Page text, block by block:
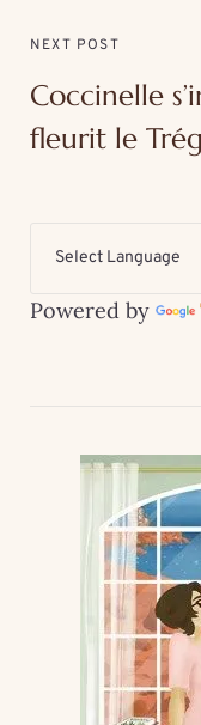
NEXT POST
Coccinelle
fleurit le
Powered by